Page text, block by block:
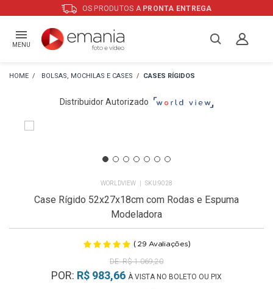
OS PRODUTOS A PRONTA ENTREGA
MENU
BOLSAS, MOCHILAS E CASES CASES RÍGIDOS
Distribuidor Autorizado
WORLDVIEW 9028
Case Rígido 52x27x18cm com Rodas e Espuma
Modeladora
( 29 Avaliações)
R$ 1.069,20
POR: R$ 983,66 À VISTA NO BOLETO OU PIX